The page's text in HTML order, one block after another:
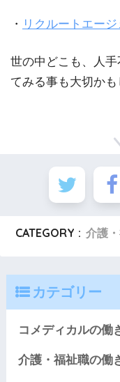
・ リクルートエージ
世の中どこも、人
てみる事も大切かも
CATEGORY : 介護
カテゴリー
コメディカルの働
介護・福祉職の働